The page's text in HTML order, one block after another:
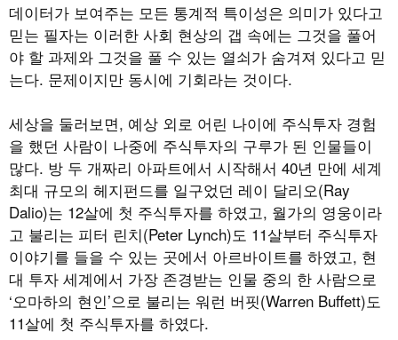
데이터가 보여주는 모든 통계적 특이성은 의미가 있다고
믿는 필자는 이러한 사회 현상의 갭 속에는 그것을 풀어
야 할 과제와 그것을 풀 수 있는 열쇠가 숨겨져 있다고 믿
는다. 문제이지만 동시에 기회라는 것이다.
세상을 둘러보면, 예상 외로 어린 나이에 주식투자 경험
을 했던 사람이 나중에 주식투자의 구루가 된 인물들이
많다. 방 두 개짜리 아파트에서 시작해서 40년 만에 세계
최대 규모의 헤지펀드를 일구었던 레이 달리오(Ray
Dalio)는 12살에 첫 주식투자를 하였고, 월가의 영웅이라
고 불리는 피터 린치(Peter Lynch)도 11살부터 주식투자
이야기를 들을 수 있는 곳에서 아르바이트를 하였고, 현
대 투자 세계에서 가장 존경받는 인물 중의 한 사람으로
‘오마하의 현인’으로 불리는 워런 버핏(Warren Buffett)도
11살에 첫 주식투자를 하였다.